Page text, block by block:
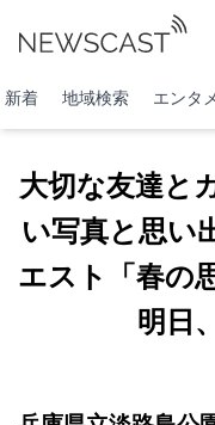
新着 地域検索 エンタ
大切な友達と
い写真と思い
エスト「春の
明日